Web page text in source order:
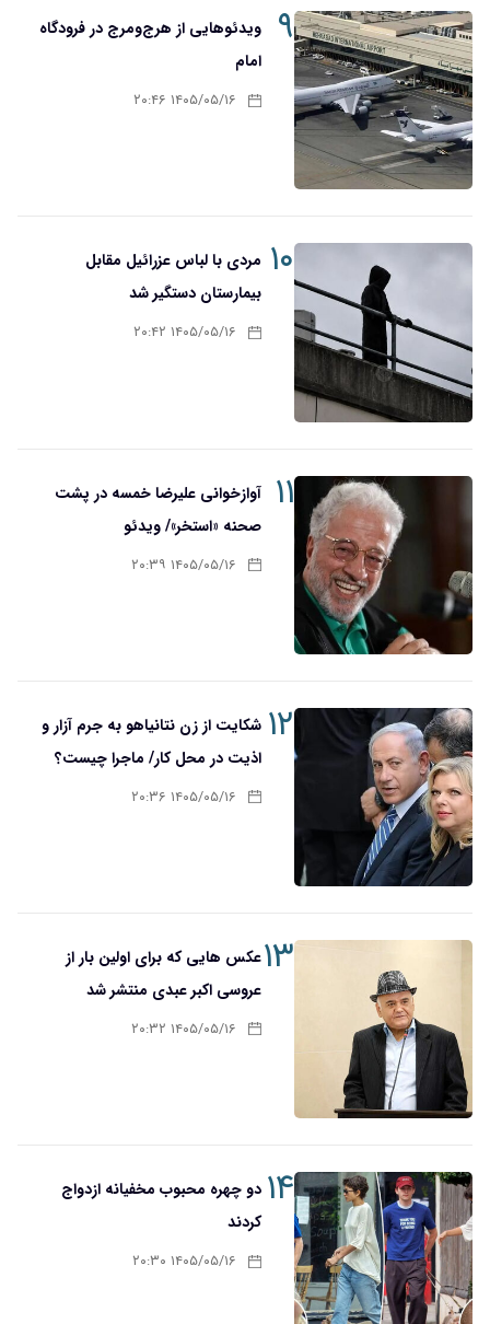
۹
ویدئوهایی از هرج‌ومرج در فرودگاه
امام
۱۴۰۵/۰۵/۱۶ ۲۰:۴۶
۱۰ مردی با لباس عزرائیل مقابل
بیمارستان دستگیر شد
۱۴۰۵/۰۵/۱۶ ۲۰:۴۲
۱۱
آوازخوانی علیرضا خمسه در پشت
صحنه «استخر»/ ویدئو
۱۴۰۵/۰۵/۱۶ ۲۰:۳۹
۱۲ شکایت از زن نتانیاهو به جرم آزار و
اذیت در محل کار/ ماجرا چیست؟
۱۴۰۵/۰۵/۱۶ ۲۰:۳۶
۱۳عکس هایی که برای اولین بار از
عروسی اکبر عبدی منتشر شد
۱۴۰۵/۰۵/۱۶ ۲۰:۳۲
۱۴ دو چهره محبوب مخفیانه ازدواج
کردند
۱۴۰۵/۰۵/۱۶ ۲۰:۳۰